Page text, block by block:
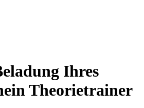
Ihres
Theorietrainer